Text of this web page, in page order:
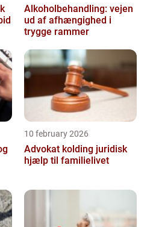
Alkoholbehandling: vejen
ud af afhængighed i
trygge rammer
10 february 2026
Advokat kolding juridisk
hjælp til familielivet